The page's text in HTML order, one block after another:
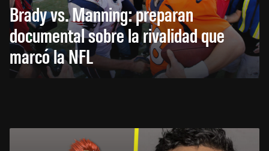
Brady vs. Manning: preparan
documental sobre la rivalidad que
marcó la NFL